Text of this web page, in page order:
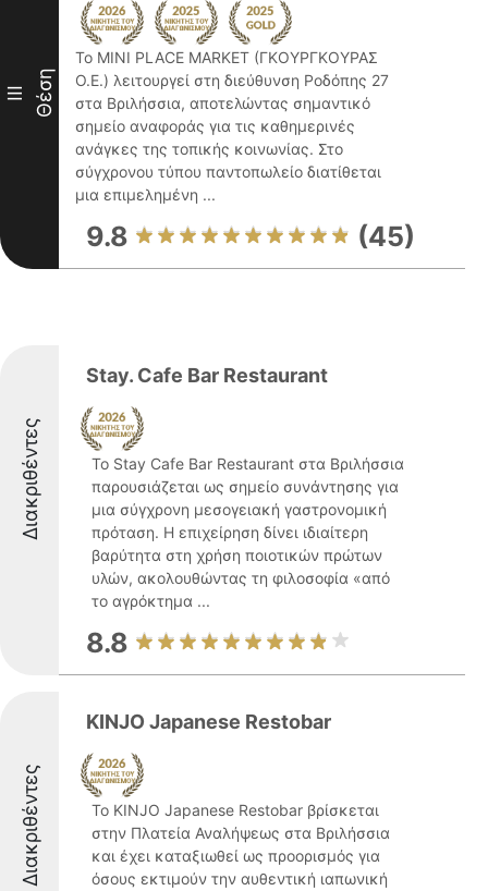
III Θέση
Το MINI PLACE MARKET (ΓΚΟΥΡΓΚΟΥΡΑΣ
Ο.Ε.) λειτουργεί στη διεύθυνση Ροδόπης 27
στα Βριλήσσια, αποτελώντας σημαντικό
σημείο αναφοράς για τις καθημερινές
ανάγκες της τοπικής κοινωνίας. Στο
σύγχρονου τύπου παντοπωλείο διατίθεται
μια επιμελημένη ...
9.8 (45)
Διακριθέντες
Stay. Cafe Bar Restaurant
Το Stay Cafe Bar Restaurant στα Βριλήσσια
παρουσιάζεται ως σημείο συνάντησης για
μια σύγχρονη μεσογειακή γαστρονομική
πρόταση. Η επιχείρηση δίνει ιδιαίτερη
βαρύτητα στη χρήση ποιοτικών πρώτων
υλών, ακολουθώντας τη φιλοσοφία «από
το αγρόκτημα ...
8.8
Διακριθέντες
KINJO Japanese Restobar
Το KINJO Japanese Restobar βρίσκεται
στην Πλατεία Αναλήψεως στα Βριλήσσια
και έχει καταξιωθεί ως προορισμός για
όσους εκτιμούν την αυθεντική ιαπωνική